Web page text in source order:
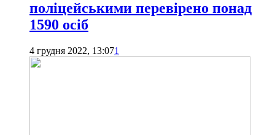
поліцейськими перевірено понад
1590 осіб
4 грудня 2022, 13:071